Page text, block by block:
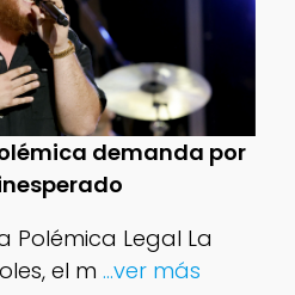
demanda por
Polémica Legal La
el m ...ver más